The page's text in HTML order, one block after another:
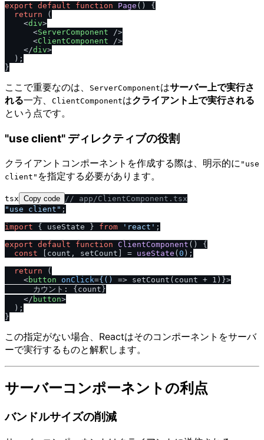
export default function Page ( ) {
return (
<div>
<ServerComponent />
<ClientComponent />
</div>
  );
ここで重要なのは、 ServerComponentはサーバー上で実行さ
れる一方、 ClientComponentはクライアント上で実行される
という点です。
"use client" ディレクティブの役割
クライアントコンポーネントを作成する際は、明示的に "use
client" を指定する必要があります。
tsx Copy code // app/ClientComponent.tsx
"use client" ;
import { useState } from 'react' ;
export default function ClientComponent ( ) {
const [count, setCount] = useState ( 0 );
return (
<button onClick={() => setCount(count + 1)}>
      カウント: {count}
</ button>
  );
この指定がない場合、Reactはそのコンポーネントをサーバ
ーで実行するものと解釈します。
サーバーコンポーネントの利点
バンドルサイズの削減